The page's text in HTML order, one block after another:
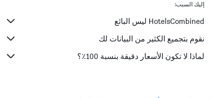
إليك السبب:
HotelsCombined ليس البائع
نقوم بتجميع الكثير من البيانات لك
لماذا لا تكون الأسعار دقيقة بنسبة 100٪؟